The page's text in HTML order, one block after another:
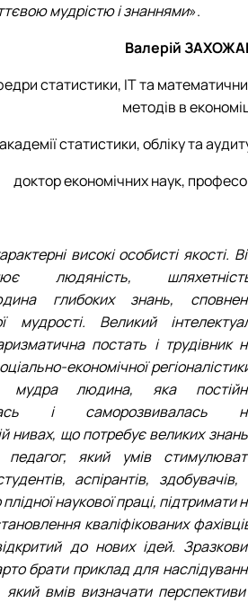
мудрістю і знаннями».
Валерій
статистики, IT та
методів в
статистики, обліку та
доктор економічних наук,
високі особисті якості.
людяність,
глибоких знань,
мудрості. Великий
постать і трудівник
економічної
мудра людина, яка
і саморозвивалась
нивах, що потребує великих знань
педагог, який умів
аспірантів, здобувачів,
наукової праці, підтримати
кваліфікованих
до нових ідей.
брати приклад для
вмів визначати перспективи